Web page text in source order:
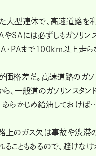
大型連休で、高速道路を利
SAには必ずしもガソリン
・PAまで100km以上走ら
価格差だ。高速道路のガ
ら、一般道のガソリンスタ
あらかじめ給油しておけば
上のガス欠は事故や渋滞
こともあるので、避けなけ